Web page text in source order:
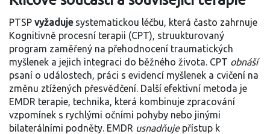
PTSP vyžadujesystematickou léčbu, která často zahrnuje
Kognitivně procesní terapii (CPT), struukturovaný
program zaměřený na přehodnocení traumatických
myšlenek a jejich integraci do běžného života. CPT obnáší
psaní o událostech, práci s evidencí myšlenek a cvičení na
změnu ztížených přesvědčení. Další efektivní metoda je
EMDR terapie, technika, která kombinuje zpracování
vzpomínek s rychlými očními pohyby nebo jinými
bilaterálními podněty. EMDR usnadňujepřístup k